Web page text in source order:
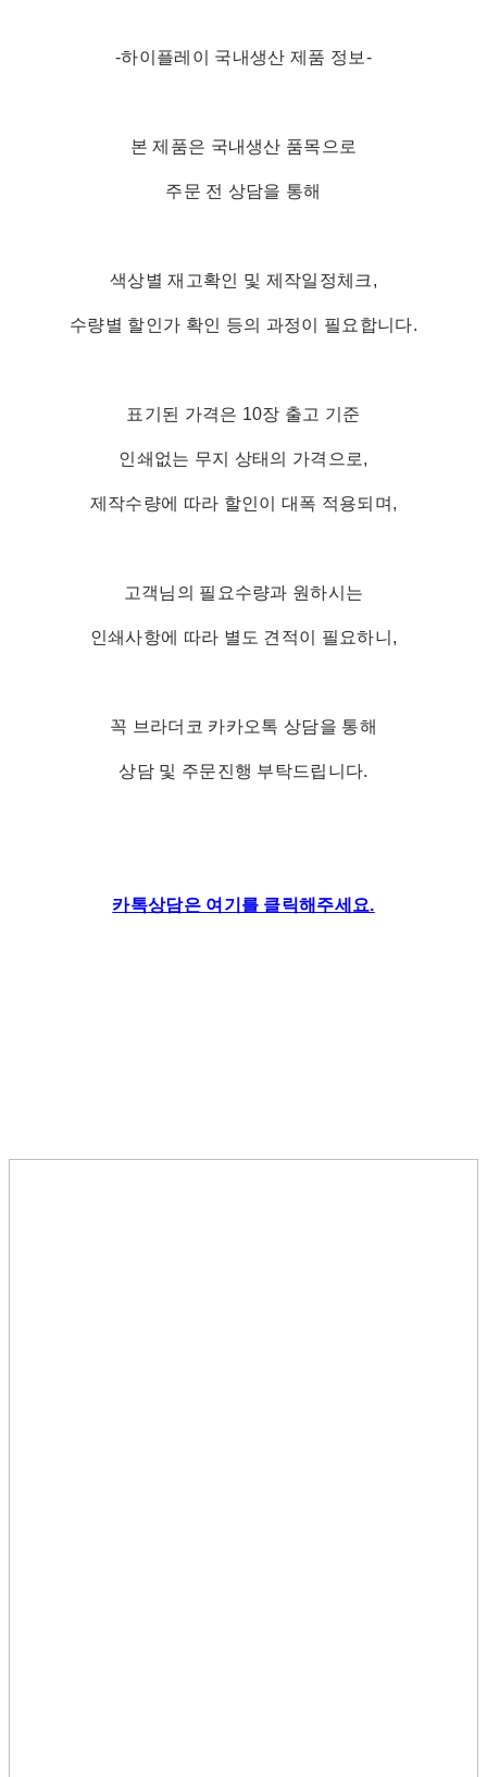
-하이플레이 국내생산 제품 정보-
본 제품은 국내생산 품목으로
주문 전 상담을 통해
색상별 재고확인 및 제작일정체크,
수량별 할인가 확인 등의 과정이 필요합니다.
표기된 가격은 10장 출고 기준
인쇄없는 무지 상태의 가격으로,
제작수량에 따라 할인이 대폭 적용되며,
고객님의 필요수량과 원하시는
인쇄사항에 따라 별도 견적이 필요하니,
꼭 브라더코 카카오톡 상담을 통해
상담 및 주문진행 부탁드립니다.
카톡상담은 여기를 클릭해주세요.